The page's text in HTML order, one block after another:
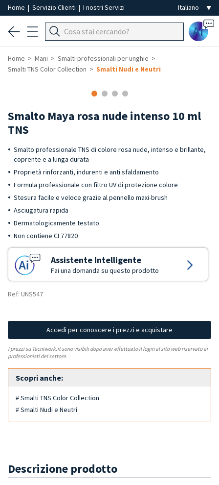
Home | Servizio Clienti | I nostri Servizi
Ai
Home Mani
Smalti professionali per unghie
Smalti TNS Color Collection
Smalti Nudi e Neutri
Smalto Maya rosa nude intenso 10 ml
TNS
Smalto professionale TNS di colore rosa nude, intenso e brillante,
coprente e a lunga durata
Proprietà rinforzanti, indurenti e anti sfaldamento
Formula professionale con filtro UV di protezione colore
Stesura facile e veloce grazie al pennello maxi-brush
Asciugatura rapida
Dermatologicamente testato
Non contiene CI 77820
Assistente Intelligente
Fai una domanda su questo prodotto
Ref: UNS547
Accedi per conoscere i prezzi e acquistare
I prezzi su Tecniwork.it sono visibili dopo aver effettuato il login al sito web riservato ai
professionisti del settore.
Scopri anche:
# Smalti TNS Color Collection
# Smalti Nudi e Neutri
Descrizione prodotto